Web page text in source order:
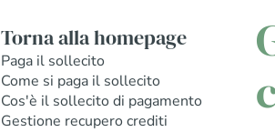
Torna alla homepage
Paga il sollecito
Come si paga il sollecito
Cos'è il sollecito di pagamento
Gestione recupero crediti